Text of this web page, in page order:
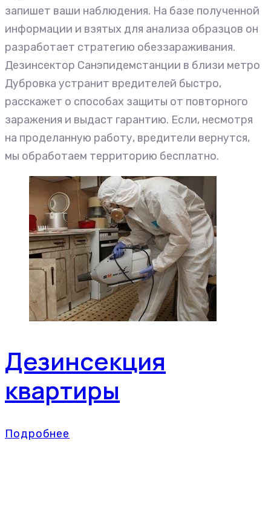
запишет ваши наблюдения. На базе полученной
информации и взятых для анализа образцов он
разработает стратегию обеззараживания.
Дезинсектор Санэпидемстанции в близи метро
Дубровка устранит вредителей быстро,
расскажет о способах защиты от повторного
заражения и выдаст гарантию. Если, несмотря
на проделанную работу, вредители вернутся,
мы обработаем территорию бесплатно.
Дезинсекция
квартиры
Подробнее